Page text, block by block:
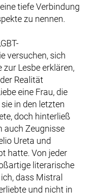
tiefe Verbindung
zu nennen.
versuchen, sich
Lesbe erklären,
Realität
eine Frau, die
in den letzten
doch hinterließ
auch Zeugnisse
Ureta und
hatte. Von jeder
literarische
dass Mistral
und nicht in